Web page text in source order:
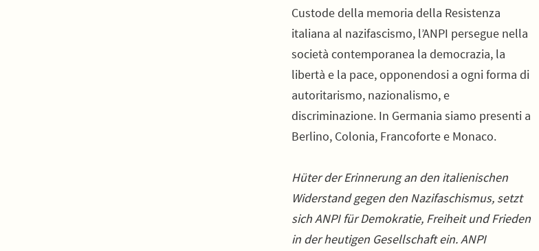
Custode della memoria della Resistenza
italiana al nazifascismo, l’ANPI persegue nella
società contemporanea la democrazia, la
libertà e la pace, opponendosi a ogni forma di
autoritarismo, nazionalismo, e
discriminazione. In Germania siamo presenti a
Berlino, Colonia, Francoforte e Monaco.
Hüter der Erinnerung an den italienischen
Widerstand gegen den Nazifaschismus, setzt
sich ANPI für Demokratie, Freiheit und Frieden
in der heutigen Gesellschaft ein. ANPI